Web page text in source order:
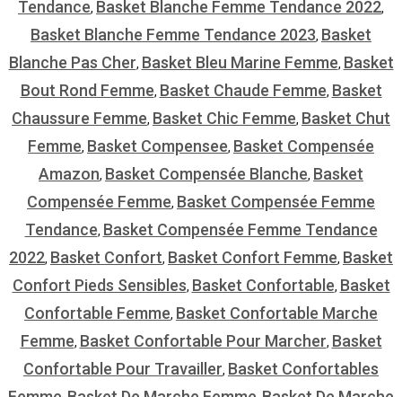
Tendance, Basket Blanche Femme Tendance 2022,
Basket Blanche Femme Tendance 2023, Basket
Blanche Pas Cher, Basket Bleu Marine Femme, Basket
Bout Rond Femme, Basket Chaude Femme, Basket
Chaussure Femme, Basket Chic Femme, Basket Chut
Femme, Basket Compensee, Basket Compensée
Amazon, Basket Compensée Blanche, Basket
Compensée Femme, Basket Compensée Femme
Tendance, Basket Compensée Femme Tendance
2022, Basket Confort, Basket Confort Femme, Basket
Confort Pieds Sensibles, Basket Confortable, Basket
Confortable Femme, Basket Confortable Marche
Femme, Basket Confortable Pour Marcher, Basket
Confortable Pour Travailler, Basket Confortables